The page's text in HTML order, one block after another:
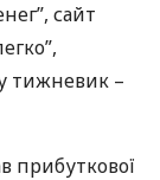
сайт
тижневик –
прибуткової